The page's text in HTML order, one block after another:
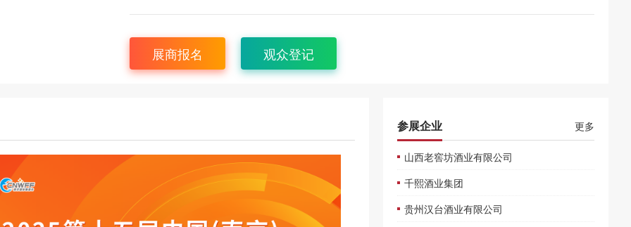
展商报名 观众登记
参展企业 更多
山西老窖坊酒业有限公司
千熙酒业集团
贵州汉台酒业有限公司